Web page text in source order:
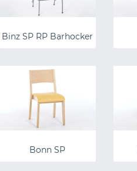
Binz SP RP Barhocker
Bonn SP